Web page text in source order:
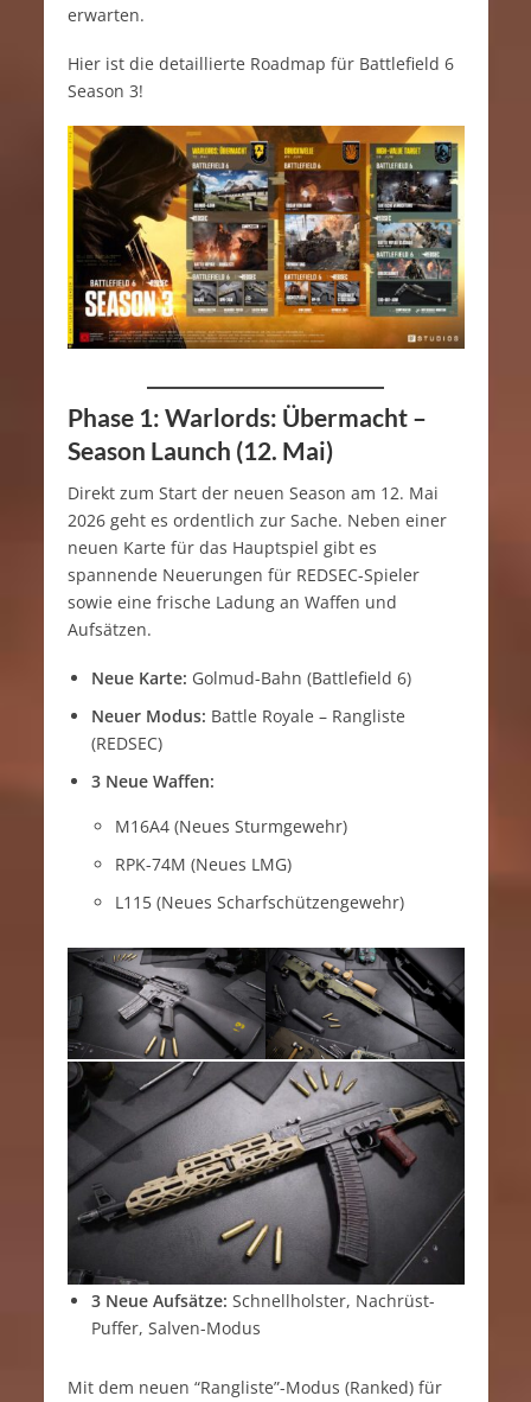
erwarten.
Hier ist die detaillierte Roadmap für Battlefield 6
Season 3!
Phase 1: Warlords: Übermacht –
Season Launch (12. Mai)
Direkt zum Start der neuen Season am 12. Mai
2026 geht es ordentlich zur Sache. Neben einer
neuen Karte für das Hauptspiel gibt es
spannende Neuerungen für REDSEC-Spieler
sowie eine frische Ladung an Waffen und
Aufsätzen.
Neue Karte: Golmud-Bahn (Battlefield 6)
Neuer Modus: Battle Royale – Rangliste
(REDSEC)
3 Neue Waffen:
M16A4 (Neues Sturmgewehr)
RPK-74M (Neues LMG)
L115 (Neues Scharfschützengewehr)
3 Neue Aufsätze: Schnellholster, Nachrüst-
Puffer, Salven-Modus
Mit dem neuen “Rangliste”-Modus (Ranked) für